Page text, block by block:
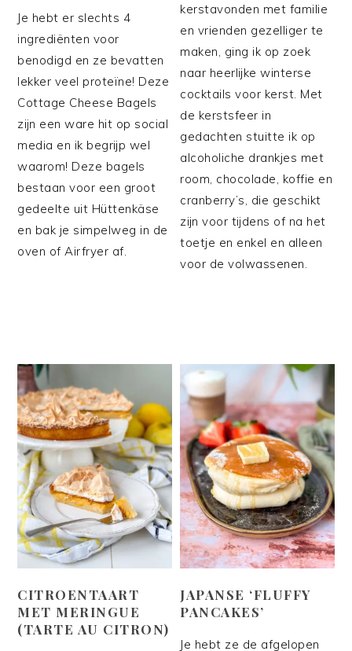
Je hebt er slechts 4
ingrediënten voor
benodigd en ze bevatten
lekker veel proteïne! Deze
Cottage Cheese Bagels
zijn een ware hit op social
media en ik begrijp wel
waarom! Deze bagels
bestaan voor een groot
gedeelte uit Hüttenkäse
en bak je simpelweg in de
oven of Airfryer af.
kerstavonden met familie
en vrienden gezelliger te
maken, ging ik op zoek
naar heerlijke winterse
cocktails voor kerst. Met
de kerstsfeer in
gedachten stuitte ik op
alcoholiche drankjes met
room, chocolade, koffie en
cranberry’s, die geschikt
zijn voor tijdens of na het
toetje en enkel en alleen
voor de volwassenen.
CITROENTAART
MET MERINGUE
(TARTE AU CITRON)
JAPANSE ‘FLUFFY
PANCAKES’
Je hebt ze de afgelopen